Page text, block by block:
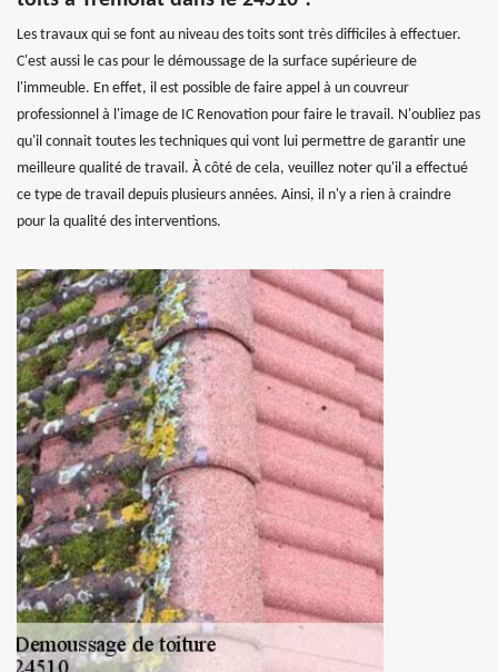
Les travaux qui se font au niveau des toits sont très difficiles à effectuer.
C'est aussi le cas pour le démoussage de la surface supérieure de
l'immeuble. En effet, il est possible de faire appel à un couvreur
professionnel à l'image de IC Renovation pour faire le travail. N'oubliez pas
qu'il connait toutes les techniques qui vont lui permettre de garantir une
meilleure qualité de travail. À côté de cela, veuillez noter qu'il a effectué
ce type de travail depuis plusieurs années. Ainsi, il n'y a rien à craindre
pour la qualité des interventions.